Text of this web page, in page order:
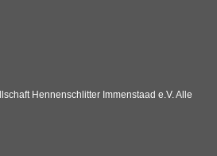
Hennenschlitter Immenstaad e.V. Alle